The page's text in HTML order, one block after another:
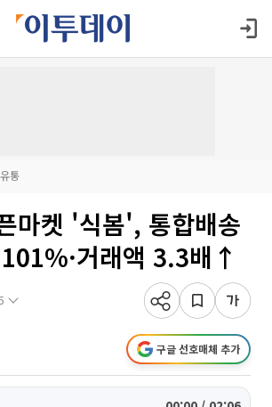
유통
마켓 '식봄', 통합배송
거래액 3.3배↑
구글 선호매체 추가